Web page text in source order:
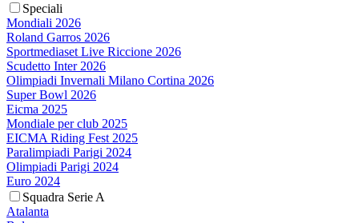
Speciali
Mondiali 2026
Roland Garros 2026
Sportmediaset Live Riccione 2026
Scudetto Inter 2026
Olimpiadi Invernali Milano Cortina 2026
Super Bowl 2026
Eicma 2025
Mondiale per club 2025
EICMA Riding Fest 2025
Paralimpiadi Parigi 2024
Olimpiadi Parigi 2024
Euro 2024
Squadra Serie A
Atalanta